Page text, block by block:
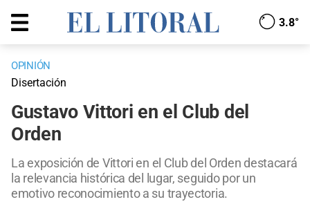
3.8°
OPINIÓN
Disertación
Gustavo Vittori en el Club del
Orden
La exposición de Vittori en el Club del Orden destacará
la relevancia histórica del lugar, seguido por un
emotivo reconocimiento a su trayectoria.